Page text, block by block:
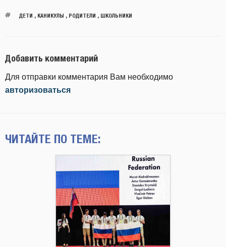
ДЕТИ , КАНИКУЛЫ , РОДИТЕЛИ , ШКОЛЬНИКИ
Добавить комментарий
Для отправки комментария Вам необходимо
авторизоваться
ЧИТАЙТЕ ПО ТЕМЕ: